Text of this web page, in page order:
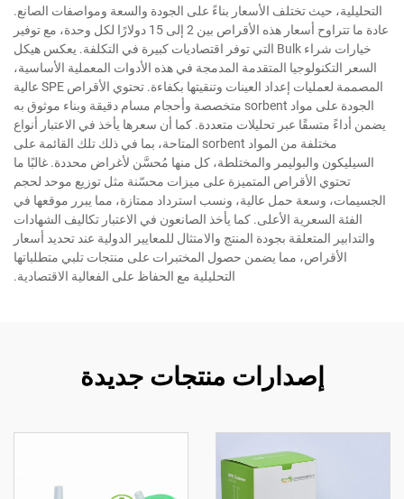
التحليلية، حيث تختلف الأسعار بناءً على الجودة والسعة ومواصفات الصانع.
عادة ما تتراوح أسعار هذه الأقراص بين 2 إلى 15 دولارًا لكل وحدة، مع توفير
خيارات شراء Bulk التي توفر اقتصاديات كبيرة في التكلفة. يعكس هيكل
السعر التكنولوجيا المتقدمة المدمجة في هذه الأدوات المعملية الأساسية،
المصممة لعمليات إعداد العينات وتنقيتها بكفاءة. تحتوي الأقراص SPE عالية
الجودة على مواد sorbent متخصصة وأحجام مسام دقيقة وبناء موثوق به
يضمن أداءً متسقًا عبر تحليلات متعددة. كما أن سعرها يأخذ في الاعتبار أنواع
مختلفة من المواد sorbent المتاحة، بما في ذلك تلك القائمة على
السيليكون والبوليمر والمختلطة، كل منها مُحسَّن لأغراض محددة. غالبًا ما
تحتوي الأقراص المتميزة على ميزات محسّنة مثل توزيع موحد لحجم
الجسيمات، وسعة حمل عالية، ونسب استرداد ممتازة، مما يبرر موقعها في
الفئة السعرية الأعلى. كما يأخذ الصانعون في الاعتبار تكاليف الشهادات
والتدابير المتعلقة بجودة المنتج والامتثال للمعايير الدولية عند تحديد أسعار
الأقراص، مما يضمن حصول المختبرات على منتجات تلبي متطلباتها
التحليلية مع الحفاظ على الفعالية الاقتصادية.
إصدارات منتجات جديدة